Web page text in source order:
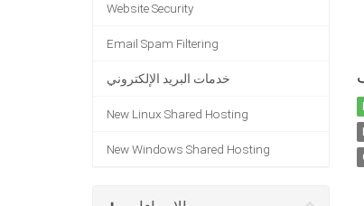
Website Security
Email Spam Filtering
خدمات البريد الإلكتروني
New Linux Shared Hosting
New Windows Shared Hosting